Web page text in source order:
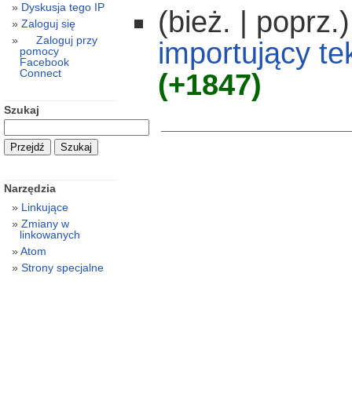
(bież. | poprz.)
importujący
(+1847)
Dyskusja tego IP
Zaloguj się
Zaloguj przy
pomocy
Facebook
Connect
Szukaj
Narzędzia
Linkujące
Zmiany w
linkowanych
Atom
Strony specjalne